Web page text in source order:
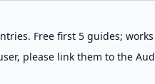
Free first 5 guides;
please link them to the